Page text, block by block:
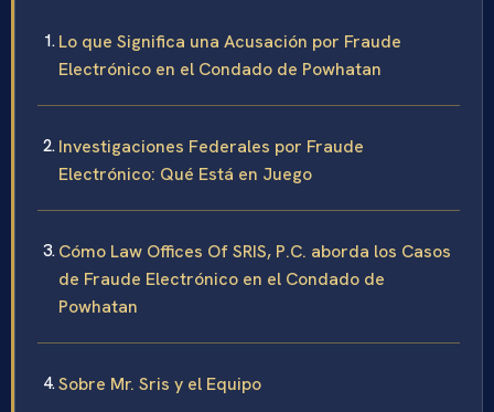
Lo que Significa una Acusación por Fraude
Electrónico en el Condado de Powhatan
Investigaciones Federales por Fraude
Electrónico: Qué Está en Juego
Cómo Law Offices Of SRIS, P.C. aborda los Casos
de Fraude Electrónico en el Condado de
Powhatan
Sobre Mr. Sris y el Equipo